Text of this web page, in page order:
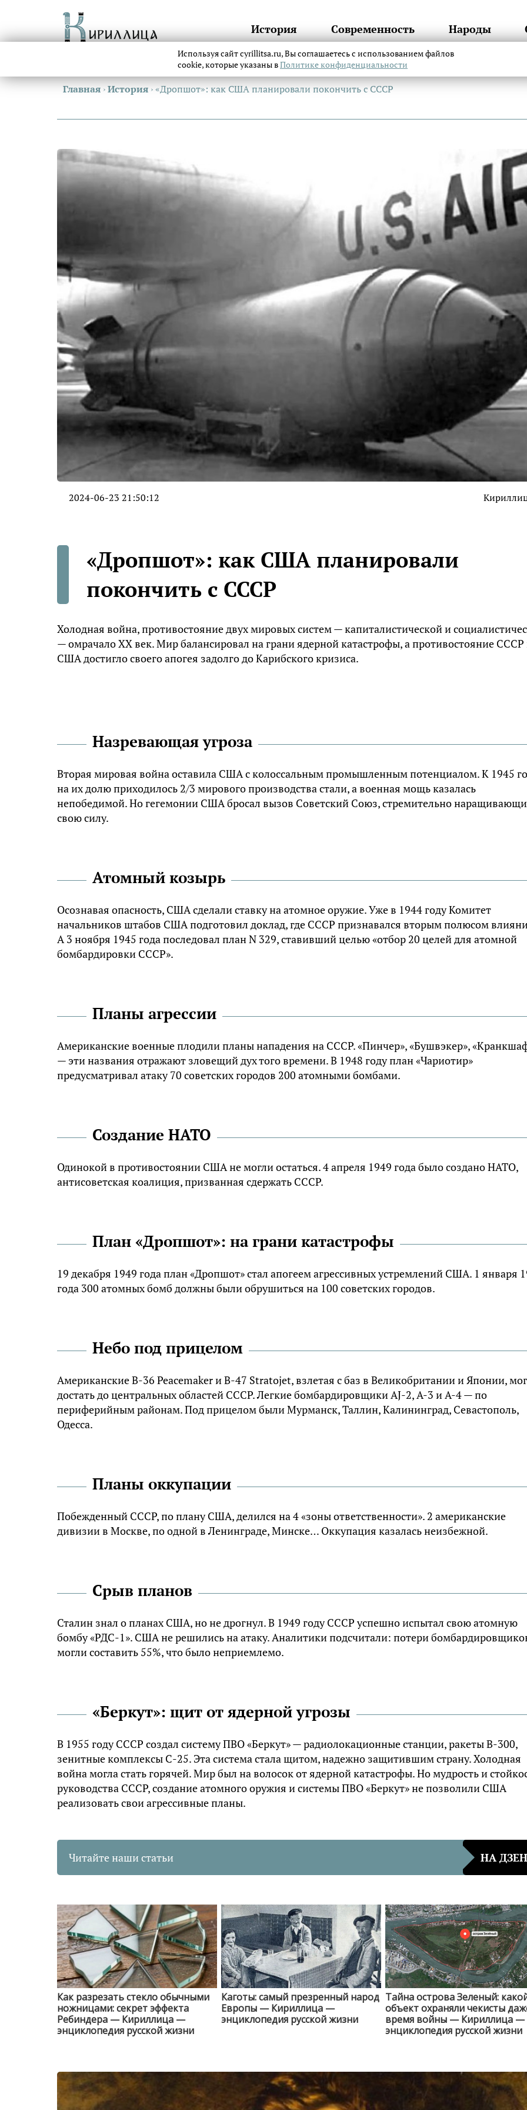
История Современность Народы
Главная ›История ›«Дропшот»: как США планировали покончить с СССР
2024-06-23 21:50:12
«Дропшот»: как США планировали
покончить с СССР
Холодная война, противостояние двух мировых систем — капиталистической и
— омрачало XX век. Мир балансировал на грани ядерной катастрофы, а противостояние СССР
США достигло своего апогея задолго до Карибского кризиса.
Назревающая угроза
Вторая мировая война оставила США с колоссальным промышленным потенциалом. К 1945
на их долю приходилось 2/3 мирового производства стали, а военная мощь казалась
непобедимой. Но гегемонии США бросал вызов Советский Союз, стремительно
свою силу.
Атомный козырь
Осознавая опасность, США сделали ставку на атомное оружие. Уже в 1944 году Комитет
начальников штабов США подготовил доклад, где СССР признавался вторым полюсом
А 3 ноября 1945 года последовал план N 329, ставивший целью «отбор 20 целей для атомной
бомбардировки СССР».
Планы агрессии
Американские военные плодили планы нападения на СССР. «Пинчер», «Бушвэкер»,
— эти названия отражают зловещий дух того времени. В 1948 году план «Чариотир»
предусматривал атаку 70 советских городов 200 атомными бомбами.
Создание НАТО
Одинокой в противостоянии США не могли остаться. 4 апреля 1949 года было создано НАТО,
антисоветская коалиция, призванная сдержать СССР.
План «Дропшот»: на грани катастрофы
19 декабря 1949 года план «Дропшот» стал апогеем агрессивных устремлений США. 1 января
года 300 атомных бомб должны были обрушиться на 100 советских городов.
Небо под прицелом
Американские B-36 Peacemaker и B-47 Stratojet, взлетая с баз в Великобритании и Японии,
достать до центральных областей СССР. Легкие бомбардировщики AJ-2, A-3 и A-4 — по
периферийным районам. Под прицелом были Мурманск, Таллин, Калининград, Севастополь,
Одесса.
Планы оккупации
Побежденный СССР, по плану США, делился на 4 «зоны ответственности». 2 американские
дивизии в Москве, по одной в Ленинграде, Минске… Оккупация казалась неизбежной.
Срыв планов
Сталин знал о планах США, но не дрогнул. В 1949 году СССР успешно испытал свою атомную
бомбу «РДС-1». США не решились на атаку. Аналитики подсчитали: потери
могли составить 55%, что было неприемлемо.
«Беркут»: щит от ядерной угрозы
В 1955 году СССР создал систему ПВО «Беркут» — радиолокационные станции, ракеты В-300,
зенитные комплексы С-25. Эта система стала щитом, надежно защитившим страну. Холодная
война могла стать горячей. Мир был на волосок от ядерной катастрофы. Но мудрость и
руководства СССР, создание атомного оружия и системы ПВО «Беркут» не позволили США
реализовать свои агрессивные планы.
Читайте наши статьи НА ДЗЕН
Как разрезать стекло обычными
ножницами: секрет эффекта
Ребиндера — Кириллица —
энциклопедия русской жизни
Каготы: самый презренный народ
Европы — Кириллица —
энциклопедия русской жизни
Тайна острова Зеленый:
объект охраняли чекисты
время войны — Кириллица —
энциклопедия русской жизни
Используя сайт cyrillitsa.ru, Вы соглашаетесь с использованием файлов
cookie, которые указаны вПолитике конфиденциальности